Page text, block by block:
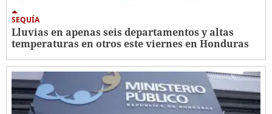
SEQUÍA
Lluvias en apenas seis departamentos y altas
temperaturas en otros este viernes en Honduras